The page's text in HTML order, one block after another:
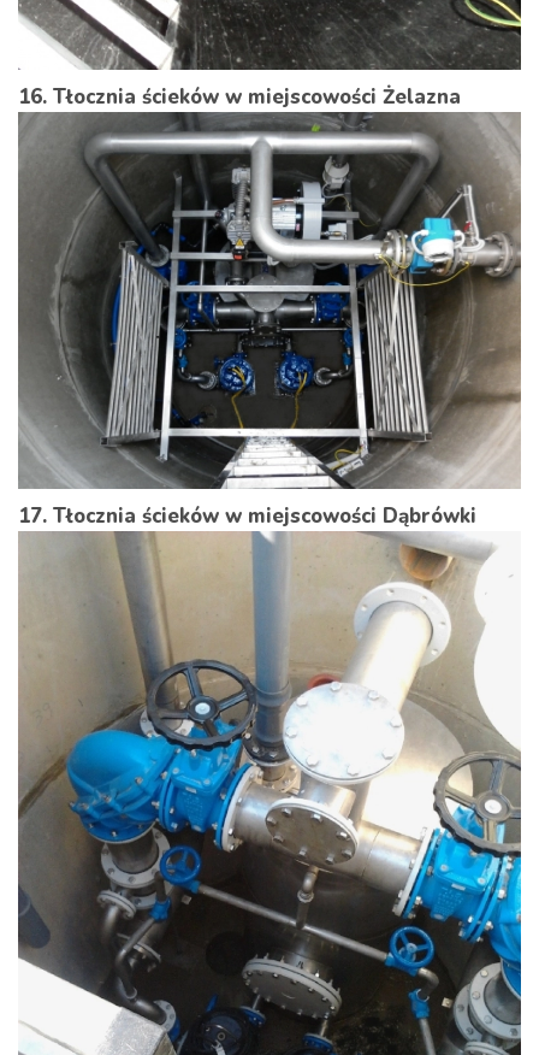
16. Tłocznia ścieków w miejscowości Żelazna
17. Tłocznia ścieków w miejscowości Dąbrówki